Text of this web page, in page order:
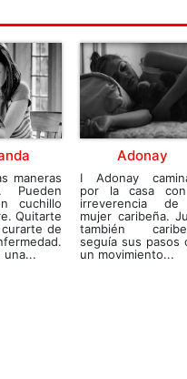
maneras
Pueden
cuchillo
Quitarte
de
una...
Adonay
I Adonay
por la casa
irreverencia
mujer caribeña.
también
seguía sus pasos
un movimiento...